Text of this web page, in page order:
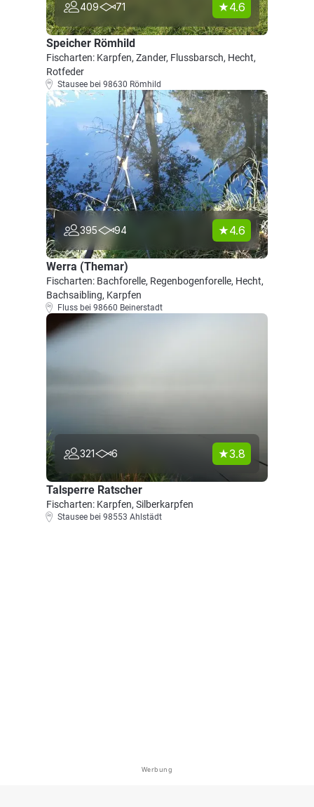
409 71 4.6
Speicher Römhild
Fischarten: Karpfen, Zander, Flussbarsch, Hecht,
Rotfeder
Stausee bei 98630 Römhild
395 94 4.6
Werra (Themar)
Fischarten: Bachforelle, Regenbogenforelle, Hecht,
Bachsaibling, Karpfen
Fluss bei 98660 Beinerstadt
321 6 3.8
Talsperre Ratscher
Fischarten: Karpfen, Silberkarpfen
Stausee bei 98553 Ahlstädt
Werbung